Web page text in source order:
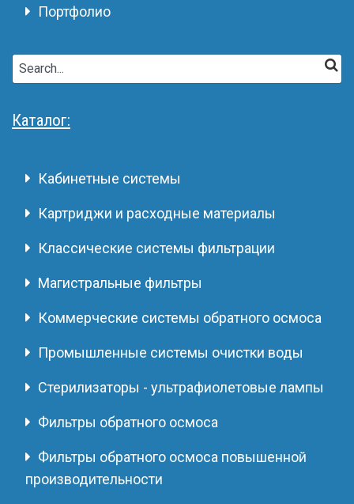
Портфолио
Каталог:
Кабинетные системы
Картриджи и расходные материалы
Классические системы фильтрации
Магистральные фильтры
Коммерческие системы обратного осмоса
Промышленные системы очистки воды
Стерилизаторы - ультрафиолетовые лампы
Фильтры обратного осмоса
Фильтры обратного осмоса повышенной
производительности